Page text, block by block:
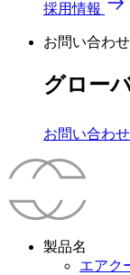
採用情報
お問い合わせ
グロー
お問い合わせ
製品名
エアク